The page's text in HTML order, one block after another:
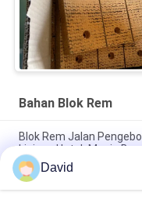
Bahan Blok Rem
Blok Rem Jalan
Linings Untuk Mesin Bor
Kampas Rem Anyaman
Bantalan Rem
David